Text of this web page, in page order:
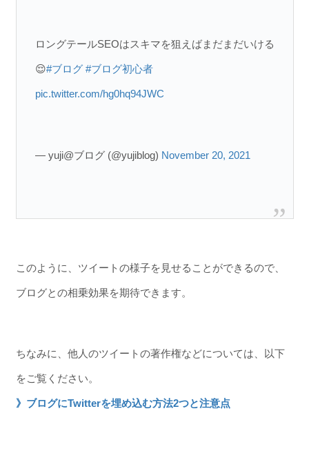
ロングテールSEOはスキマを狙えばまだまだいける
😌#ブログ #ブログ初心者
pic.twitter.com/hg0hq94JWC
— yuji@ブログ (@yujiblog) November 20, 2021
このように、ツイートの様子を見せることができるので、
ブログとの相乗効果を期待できます。
ちなみに、他人のツイートの著作権などについては、以下
をご覧ください。
》ブログにTwitterを埋め込む方法2つと注意点